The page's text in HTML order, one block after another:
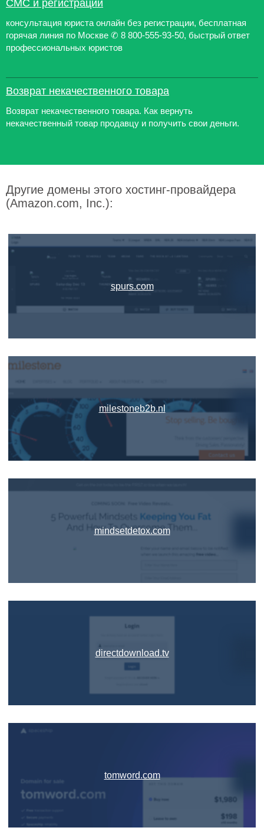
СМС и регистрации
консультация юриста онлайн без регистрации, бесплатная
горячая линия по Москве ✆ 8 800-555-93-50, быстрый ответ
профессиональных юристов
Возврат некачественного товара
Возврат некачественного товара. Как вернуть
некачественный товар продавцу и получить свои деньги.
Другие домены этого хостинг-провайдера
(Amazon.com, Inc.):
spurs.com
milestoneb2b.nl
mindsetdetox.com
directdownload.tv
tomword.com